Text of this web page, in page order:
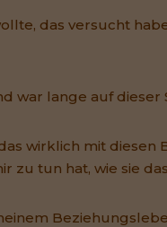
das versucht
war lange auf dieser
wirklich mit diesen
zu tun hat, wie sie